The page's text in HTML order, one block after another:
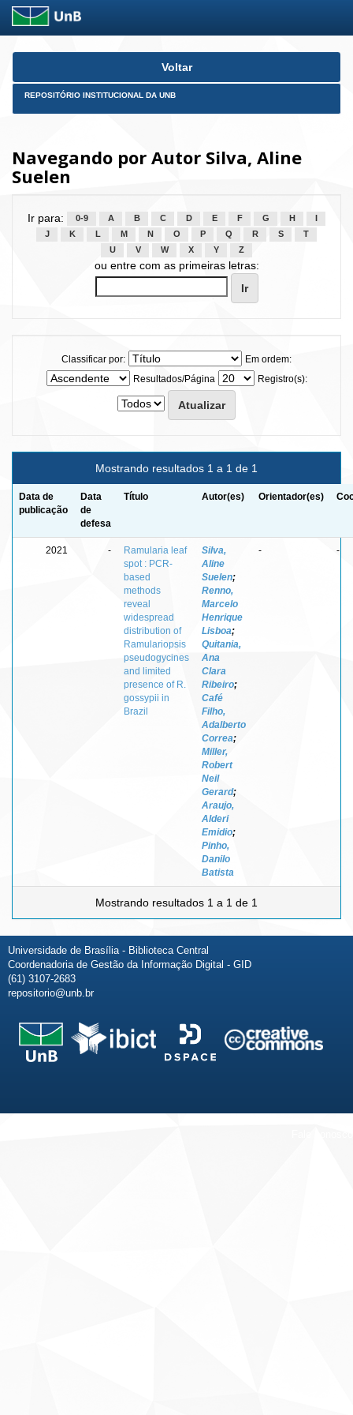
Skip
Voltar
REPOSITÓRIO INSTITUCIONAL DA UNB
Navegando por Autor Silva, Aline
Suelen
Ir para: 0-9 A B C D E F G H
J
K L M N O P Q R S
T
U
V W X Y Z
ou entre com as primeiras letras:
Classificar por:
Em ordem:
Resultados/Página
Registro(s):
Mostrando resultados 1 a 1 de 1
Data de
publicação
Data
de
defesa
Título Autor(es) Orientador(es)
2021 -
Ramularia leaf
spot : PCR-
based
methods
reveal
widespread
distribution of
Ramulariopsis
pseudogycines
and limited
presence of R.
gossypii in
Brazil
Silva,
Aline
Suelen;
Renno,
Marcelo
Henrique
Lisboa;
Quitania,
Ana
Clara
Ribeiro;
Café
Filho,
Adalberto
Correa;
Miller,
Robert
Neil
Gerard;
Araujo,
Alderi
Emidio;
Pinho,
Danilo
Batista
- -
Mostrando resultados 1 a 1 de 1
Universidade de Brasília - Biblioteca Central
Coordenadoria de Gestão da Informação Digital - GID
(61) 3107-2683
repositorio@unb.br